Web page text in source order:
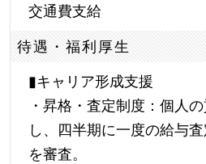
交通費支給
待遇・福利厚生
▮キャリア形成支援
・昇格・査定制度：個人
し、四半期に一度の給与
を審査。